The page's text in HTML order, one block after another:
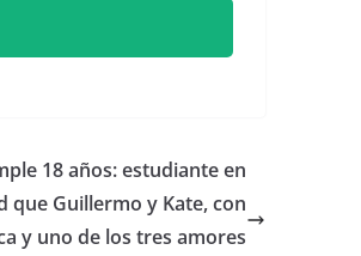
18 años: estudiante en
que Guillermo y Kate, con
y uno de los tres amores